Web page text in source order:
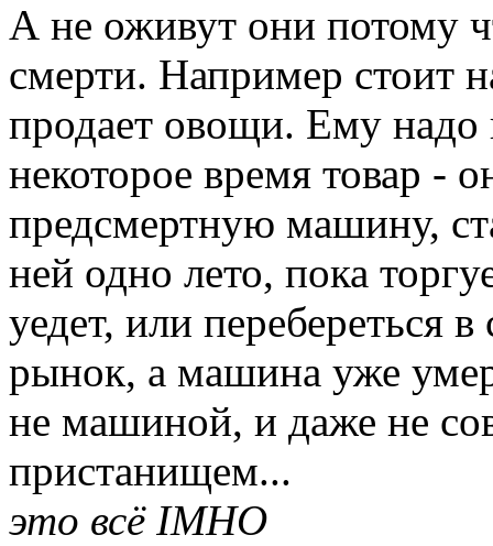
А не оживут они потому
смерти. Например стоит
продает овощи. Ему надо
некоторое время товар -
предсмертную машину,
ней одно лето, пока
уедет, или перебереться
рынок, а машина уже
не машиной, и даже не
пристанищем...
это всё IMHO